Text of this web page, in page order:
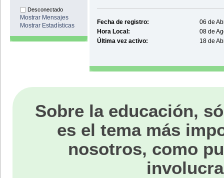
Desconectado
Mostrar Mensajes
Mostrar Estadísticas
Fecha de registro:
06 de
Hora Local:
08 de
Última vez activo:
18 de
Sobre la educación,
es el tema más
nosotros, como